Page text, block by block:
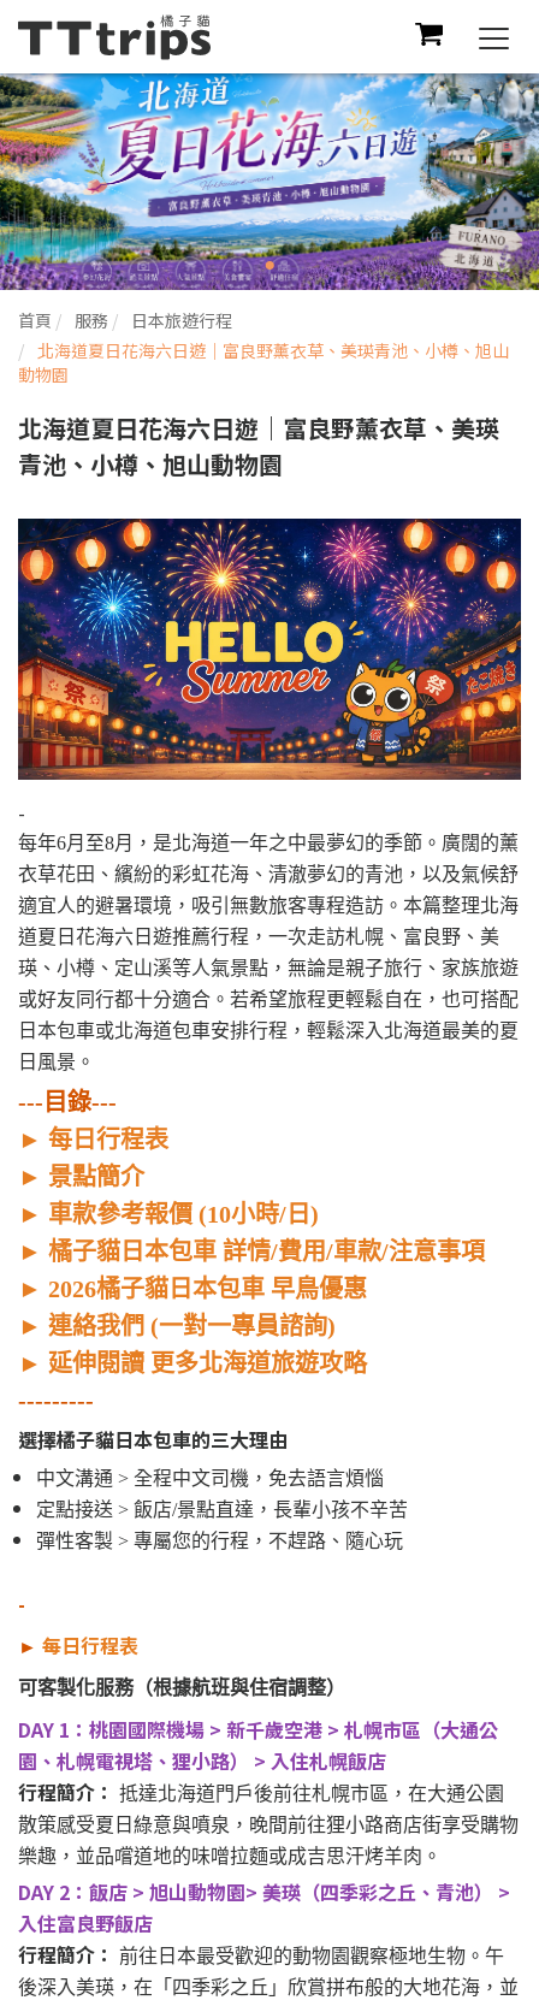
首頁 服務
日本旅遊行程
北海道夏日花海六日遊｜富良野薰衣草、美瑛青池、小樽、旭山
動物園
北海道夏日花海六日遊｜富良野薰衣草、美瑛
青池、小樽、旭山動物園
-
每年6月至8月，是北海道一年之中最夢幻的季節。廣闊的薰
衣草花田、繽紛的彩虹花海、清澈夢幻的青池，以及氣候舒
適宜人的避暑環境，吸引無數旅客專程造訪。本篇整理北海
道夏日花海六日遊推薦行程，一次走訪札幌、富良野、美
瑛、小樽、定山溪等人氣景點，無論是親子旅行、家族旅遊
或好友同行都十分適合。若希望旅程更輕鬆自在，也可搭配
日本包車或北海道包車安排行程，輕鬆深入北海道最美的夏
日風景。
---目錄---
► 每日行程表
► 景點簡介
► 車款參考報價 (10小時/日)
► 橘子貓日本包車 詳情/費用/車款/注意事項
► 2026橘子貓日本包車 早鳥優惠
► 連絡我們 (一對一專員諮詢)
► 延伸閱讀 更多北海道旅遊攻略
---------
選擇橘子貓日本包車的三大理由
中文溝通 > 全程中文司機，免去語言煩惱
定點接送 > 飯店/景點直達，長輩小孩不辛苦
彈性客製 > 專屬您的行程，不趕路、隨心玩
-
► 每日行程表
可客製化服務（根據航班與住宿調整）
DAY 1：桃園國際機場 > 新千歲空港 > 札幌市區（大通公
園、札幌電視塔、狸小路） > 入住札幌飯店
行程簡介：
抵達北海道門戶後前往札幌市區，在大通公園
散策感受夏日綠意與噴泉，晚間前往狸小路商店街享受購物
樂趣，並品嚐道地的味噌拉麵或成吉思汗烤羊肉。
DAY 2：飯店 > 旭山動物園> 美瑛（四季彩之丘、青池） >
入住富良野飯店
行程簡介：
前往日本最受歡迎的動物園觀察極地生物。午
後深入美瑛，在「四季彩之丘」欣賞拼布般的大地花海，並